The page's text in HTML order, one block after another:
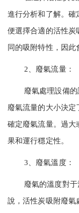
進行分析和了解。確
便選擇合適的活性炭
同的吸附特性，因此
2、廢氣流量：
廢氣處理設備的
廢氣流量的大小決定
確定廢氣流量。過大
果和運行穩定性。
3、廢氣溫度：
廢氣的溫度對
說，活性炭吸附廢氣